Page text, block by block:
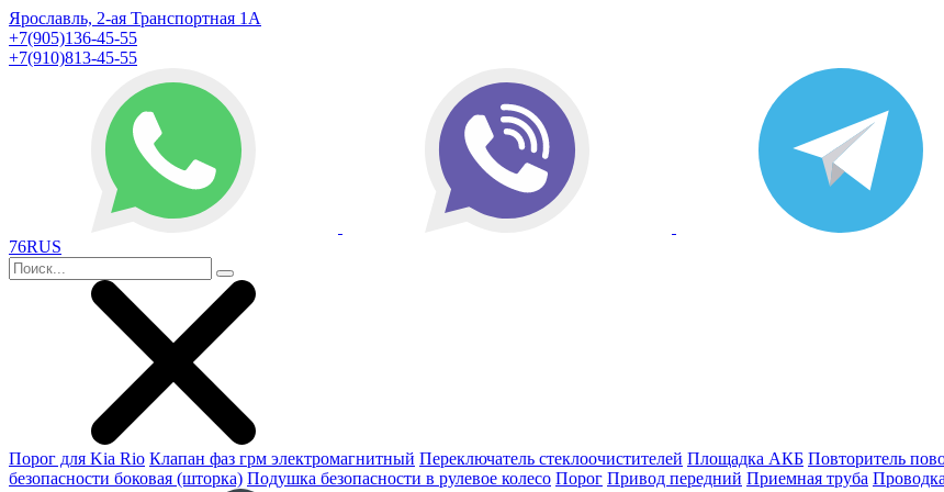
Ярославль, 2-ая Транспортная 1А
+7(905)136-45-55
+7(910)813-45-55
76RUS
Порог для Kia Rio Клапан фаз грм электромагнитный Переключатель стеклоочистителей Площадка АКБ Повторитель
безопасности боковая (шторка) Подушка безопасности в рулевое колесо Порог Привод передний Приемная труба